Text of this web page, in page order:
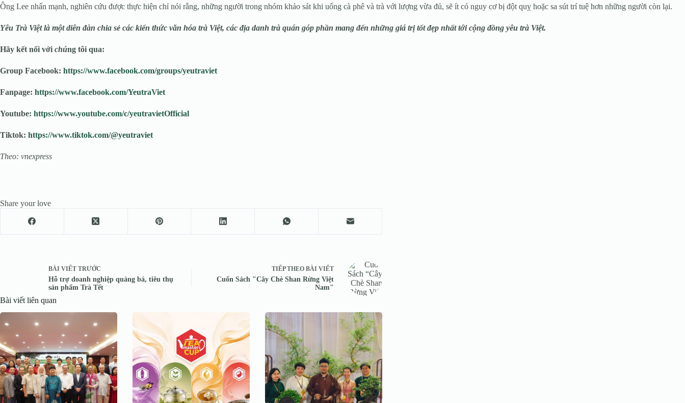
Ông Lee nhấn mạnh, nghiên cứu được thực hiện chỉ nói rằng, những người trong nhóm khảo sát khi uống cà phê và trà với lượng vừa đủ, sẽ ít có nguy cơ bị đột quỵ hoặc sa sút trí tuệ hơn những người còn lại.
Yêu Trà Việt là một diễn đàn chia sẻ các kiến thức văn hóa trà Việt, các địa danh trà quán góp phần mang đến những giá trị tốt đẹp nhất tới cộng đồng yêu trà Việt.
Hãy kết nối với chúng tôi qua:
Group Facebook: https://www.facebook.com/groups/yeutraviet
Fanpage: https://www.facebook.com/YeutraViet
Youtube: https://www.youtube.com/c/yeutravietOfficial
Tiktok: https://www.tiktok.com/@yeutraviet
Theo: vnexpress
Share your love
BÀI VIẾT TRƯỚC
Hỗ trợ doanh nghiệp quảng bá, tiêu thụ
sản phẩm Trà Tết
TIẾP THEO BÀI VIẾT
Cuốn Sách "Cây Chè Shan Rừng Việt
Nam"
Bài viết liên quan